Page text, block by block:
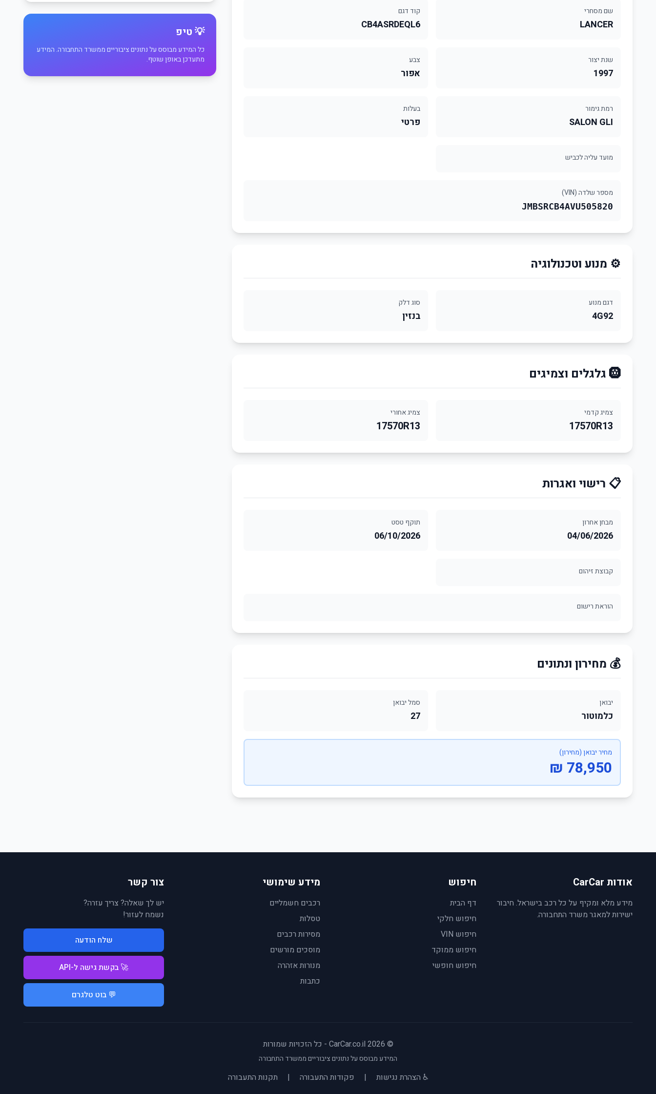
שם מסחרי
LANCER
קוד דגם
CB4ASRDEQL6
שנת יצור
1997
צבע
אפור
רמת גימור
SALON GLI
בעלות
פרטי
מועד עליה לכביש
מספר שלדה (VIN)
JMBSRCB4AVU505820
⚙️ מנוע וטכנולוגיה
דגם מנוע
4G92
סוג דלק
בנזין
🛞 גלגלים וצמיגים
צמיג קדמי
17570R13
צמיג אחורי
17570R13
📋 רישוי ואגרות
מבחן אחרון
04/06/2026
תוקף טסט
06/10/2026
קבוצת זיהום
הוראת רישום
💰 מחירון ונתונים
יבואן
כלמוטור
סמל יבואן
27
מחיר יבואן (מחירון)
78,950 ₪
💡 טיפ
כל המידע מבוסס על נתונים ציבוריים ממשרד התחבורה. המידע
מתעדכן באופן שוטף.
אודות CarCar
מידע מלא ומקיף על כל רכב בישראל. חיבור
ישירות למאגר משרד התחבורה.
חיפוש
דף הבית
חיפוש חלקי
חיפוש VIN
חיפוש ממוקד
חיפוש חופשי
מידע שימושי
רכבים חשמליים
טסלות
מסירות רכבים
מוסכים מורשים
מנורות אזהרה
כתבות
צור קשר
יש לך שאלה? צריך עזרה?
נשמח לעזור!
שלח הודעה
🚀 בקשת גישה ל-API
💬 בוט טלגרם
© 2026 CarCar.co.il - כל הזכויות שמורות
המידע מבוסס על נתונים ציבוריים ממשרד התחבורה
♿ הצהרת נגישות | פקודות התעבורה | תקנות התעבורה